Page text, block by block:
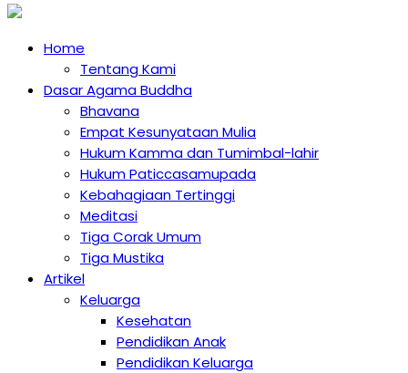
Home
Tentang Kami
Dasar Agama Buddha
Bhavana
Empat Kesunyataan Mulia
Hukum Kamma dan Tumimbal-lahir
Hukum Paticcasamupada
Kebahagiaan Tertinggi
Meditasi
Tiga Corak Umum
Tiga Mustika
Artikel
Keluarga
Kesehatan
Pendidikan Anak
Pendidikan Keluarga